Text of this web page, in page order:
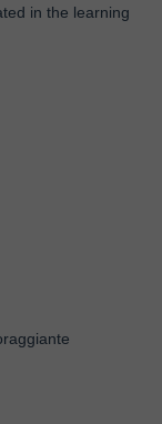
in the learning